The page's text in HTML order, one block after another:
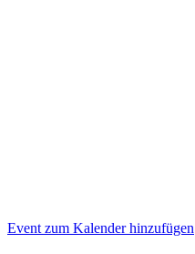
Event zum Kalender hinzufügen